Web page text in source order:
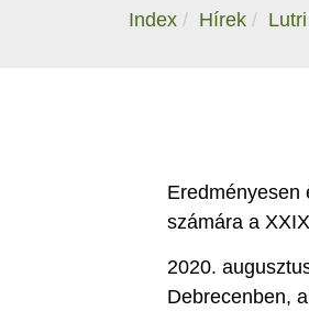
Index Hírek
Eredményesen
számára a
2020.
Debrecenben,